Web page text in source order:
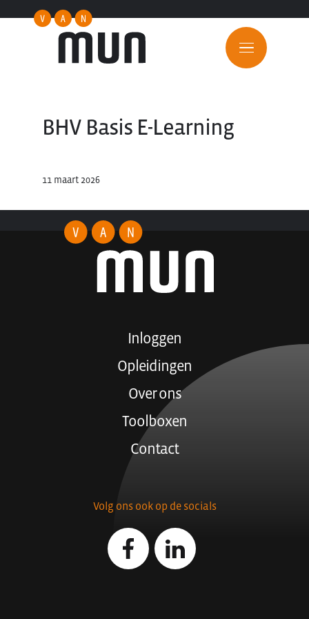
BHV Basis E-Learning
11 maart 2026
Inloggen
Opleidingen
Over ons
Toolboxen
Contact
Volg ons ook op de socials